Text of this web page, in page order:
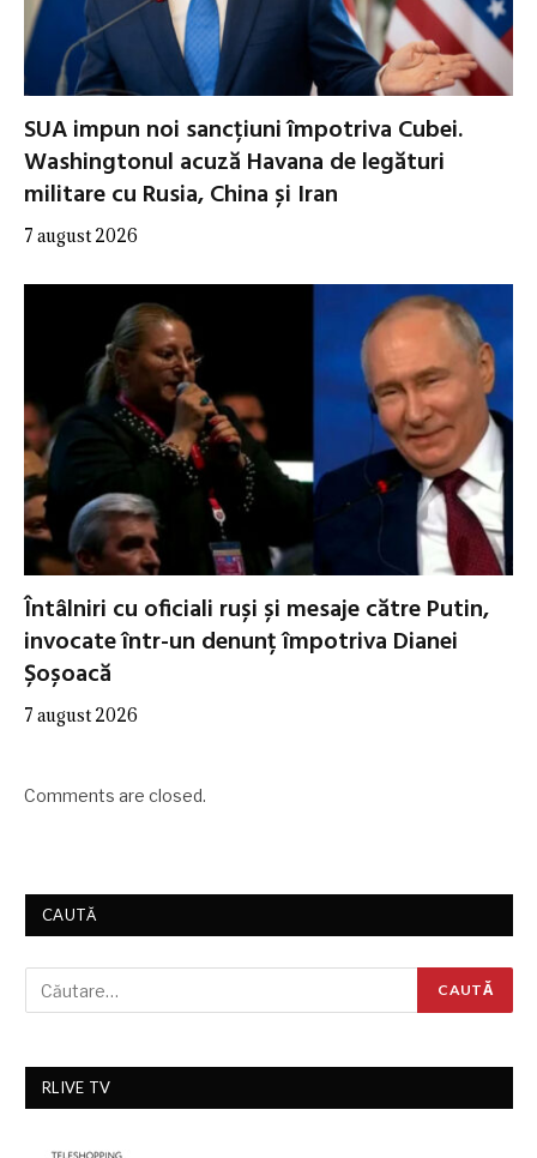
SUA impun noi sancțiuni împotriva Cubei.
Washingtonul acuză Havana de legături
militare cu Rusia, China și Iran
7 august 2026
Întâlniri cu oficiali ruși și mesaje către Putin,
invocate într-un denunț împotriva Dianei
Șoșoacă
7 august 2026
Comments are closed.
CAUTĂ
RLIVE TV